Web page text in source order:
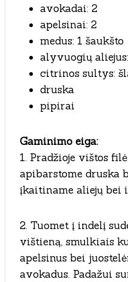
avokadai: 2
apelsinai: 2
medus: 1 šaukšto
alyvuogių
citrinos sultys:
druska
pipirai
Gaminimo eiga:
1. Pradžioje vištos
apibarstome druska
įkaitiname aliejų bei
2. Tuomet į indelį
vištieną, smulkiais
apelsinus bei
avokadus. Padažui